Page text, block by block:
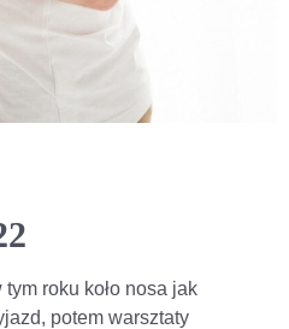
tym roku koło nosa jak
potem warsztaty